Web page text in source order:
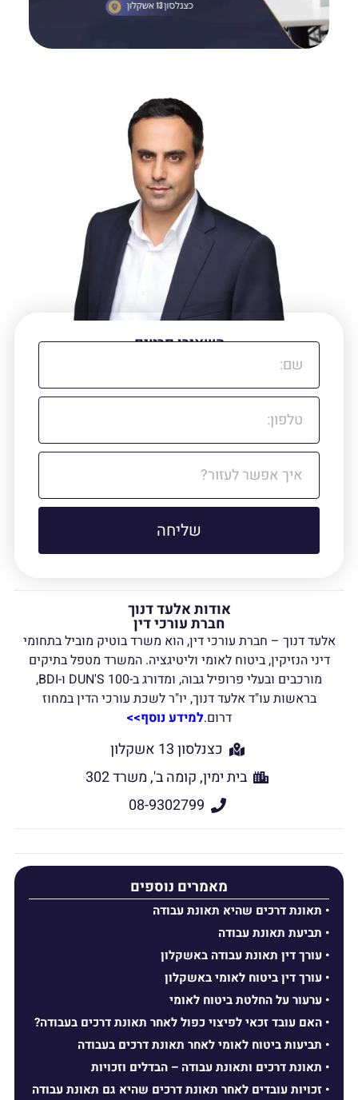
השאירו פרטים
שליחה
אודות אלעד דנוך
חברת עורכי דין
אלעד דנוך – חברת עורכי דין, הוא משרד בוטיק מוביל בתחומי
דיני הנזיקין, ביטוח לאומי וליטיגציה. המשרד מטפל בתיקים
מורכבים ובעלי פרופיל גבוה, ומדורג ב-DUN'S 100 ו-BDI,
בראשות עו"ד אלעד דנוך, יו"ר לשכת עורכי הדין במחוז
דרום.למידע נוסף>>
כצנלסון 13 אשקלון
בית ימין, קומה ב', משרד 302
08-9302799
מאמרים נוספים
תאונת דרכים שהיא תאונת עבודה
תביעת תאונת עבודה
עורך דין תאונת עבודה באשקלון
עורך דין ביטוח לאומי באשקלון
ערעור על החלטת ביטוח לאומי
האם עובד זכאי לפיצוי כפול לאחר תאונת דרכים בעבודה?
תביעות ביטוח לאומי לאחר תאונת דרכים בעבודה
תאונת דרכים ותאונת עבודה – הבדלים וזכויות
זכויות עובדים לאחר תאונת דרכים שהיא גם תאונת עבודה